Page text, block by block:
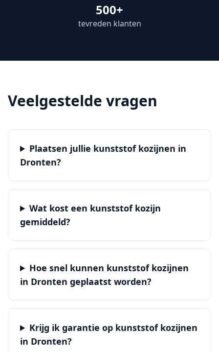
500+
tevreden klanten
Veelgestelde vragen
Plaatsen jullie kunststof kozijnen in
Dronten?
Wat kost een kunststof kozijn
gemiddeld?
Hoe snel kunnen kunststof kozijnen
in Dronten geplaatst worden?
Krijg ik garantie op kunststof kozijnen
in Dronten?